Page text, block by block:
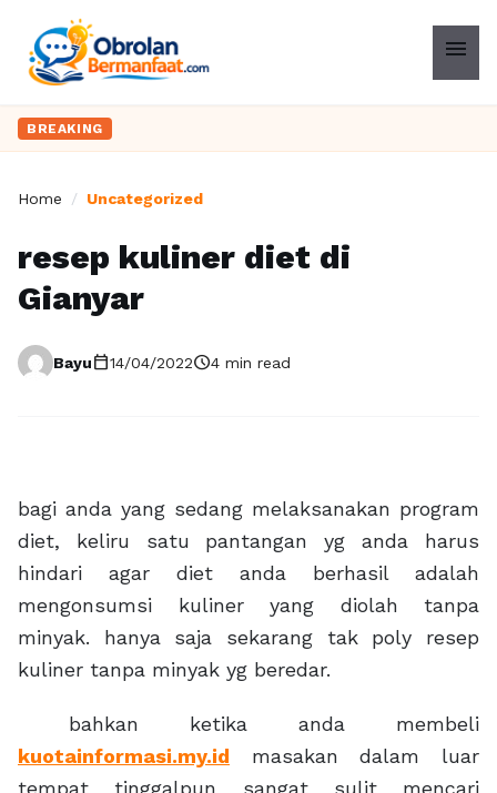
menu
BREAKING
Home / Uncategorized
resep kuliner diet di
Gianyar
Bayucalendar_today14/04/2022schedule4 min read
bagi anda yang sedang melaksanakan program
diet, keliru satu pantangan yg anda harus
hindari agar diet anda berhasil adalah
mengonsumsi kuliner yang diolah tanpa
minyak. hanya saja sekarang tak poly resep
kuliner tanpa minyak yg beredar.
bahkan ketika anda membeli
kuotainformasi.my.id masakan dalam luar